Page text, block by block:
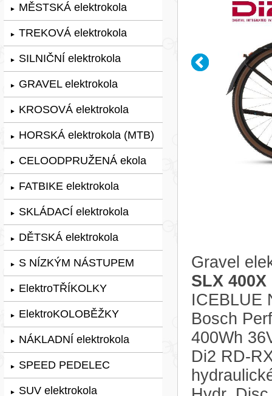
► MĚSTSKÁ elektrokola
► TREKOVÁ elektrokola
► SILNIČNÍ elektrokola
► GRAVEL elektrokola
► KROSOVÁ elektrokola
► HORSKÁ elektrokola (MTB)
► CELOODPRUŽENÁ ekola
► FATBIKE elektrokola
► SKLÁDACÍ elektrokola
► DĚTSKÁ elektrokola
► S NÍZKÝM NÁSTUPEM
► ElektroTŘÍKOLKY
► ElektroKOLOBĚŽKY
► NÁKLADNÍ elektrokola
► SPEED PEDELEC
► SUV elektrokola
Gravel
SLX 400X
ICEBLUE
Bosch
400Wh
Di2 RD-